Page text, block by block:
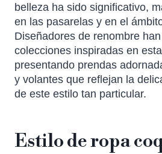
belleza ha sido significativo,
en las pasarelas y en el
Diseñadores de renombre
colecciones inspiradas en
presentando prendas
y volantes que reflejan la
de este estilo tan particular.
Estilo de ropa